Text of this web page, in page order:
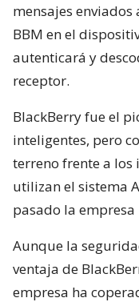
mensajes
BBM en el
autenticará y
receptor.
BlackBerry fue el
inteligentes, pero
terreno frente a los
utilizan el sistema
pasado la
Aunque la
ventaja de
empresa ha